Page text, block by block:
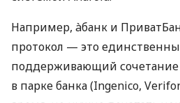
Например, àбанк и
протокол — это
поддерживающий
в парке банка (Ingenico,